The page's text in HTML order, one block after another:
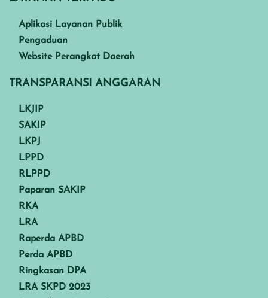
Aplikasi Layanan Publik
Pengaduan
Website Perangkat Daerah
TRANSPARANSI ANGGARAN
LKJIP
SAKIP
LKPJ
LPPD
RLPPD
Paparan SAKIP
RKA
LRA
Raperda APBD
Perda APBD
Ringkasan DPA
LRA SKPD 2023